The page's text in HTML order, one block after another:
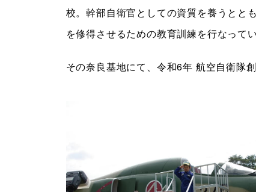
校。幹部自衛官としての資質を養うとと
を修得させるための教育訓練を行なってい
その奈良基地にて、令和6年 航空自衛隊